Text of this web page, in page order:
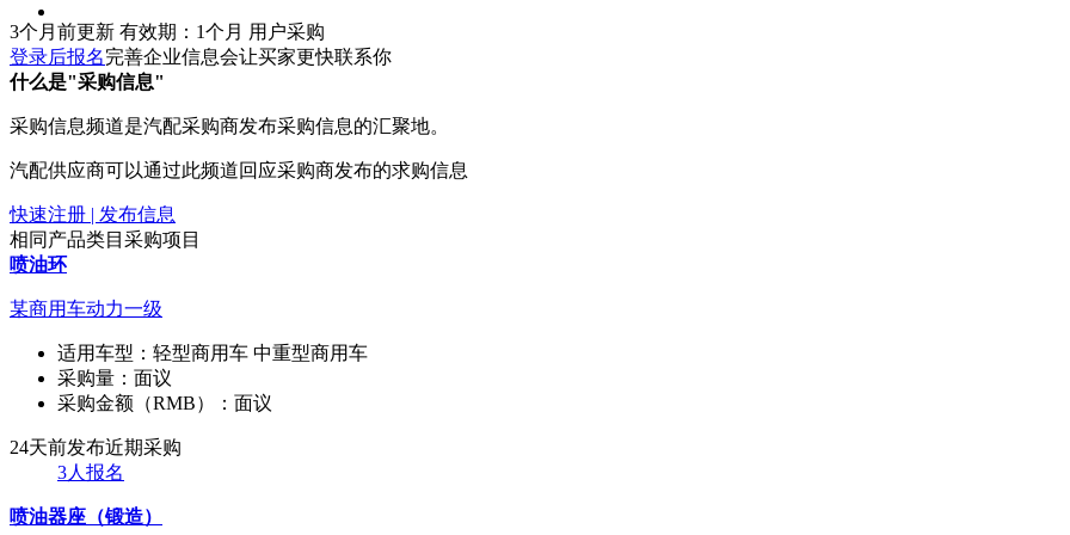
3个月前更新 有效期：1个月 用户采购
登录后报名完善企业信息会让买家更快联系你
什么是"采购信息"
采购信息频道是汽配采购商发布采购信息的汇聚地。
汽配供应商可以通过此频道回应采购商发布的求购信息
快速注册 | 发布信息
相同产品类目采购项目
喷油环
某商用车动力一级
适用车型： 轻型商用车 中重型商用车
采购量： 面议
采购金额（RMB）： 面议
24天前发布近期采购
3人报名
喷油器座（锻造）